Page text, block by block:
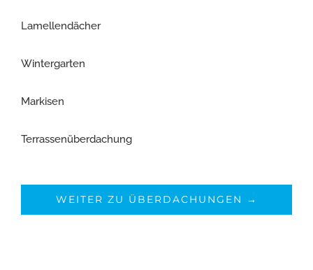
Lamellendächer
Wintergarten
Markisen
Terrassenüberdachung
WEITER ZU ÜBERDACHUNGEN →